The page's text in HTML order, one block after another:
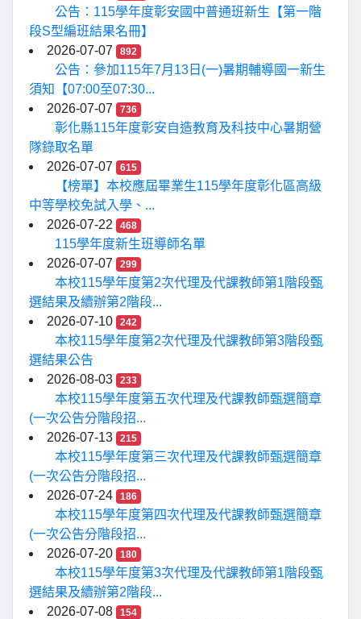
公告：115學年度彰安國中普通班新生【第一階
段S型編班結果名冊】
2026-07-07
892
公告：參加115年7月13日(一)暑期輔導國一新生
須知【07:00至07:30...
2026-07-07
736
彰化縣115年度彰安自造教育及科技中心暑期營
隊錄取名單
2026-07-07
615
【榜單】本校應屆畢業生115學年度彰化區高級
中等學校免試入學、...
2026-07-22
468
115學年度新生班導師名單
2026-07-07
299
本校115學年度第2次代理及代課教師第1階段甄
選結果及續辦第2階段...
2026-07-10
242
本校115學年度第2次代理及代課教師第3階段甄
選結果公告
2026-08-03
233
本校115學年度第五次代理及代課教師甄選簡章
(一次公告分階段招...
2026-07-13
215
本校115學年度第三次代理及代課教師甄選簡章
(一次公告分階段招...
2026-07-24
186
本校115學年度第四次代理及代課教師甄選簡章
(一次公告分階段招...
2026-07-20
180
本校115學年度第3次代理及代課教師第1階段甄
選結果及續辦第2階段...
2026-07-08
154